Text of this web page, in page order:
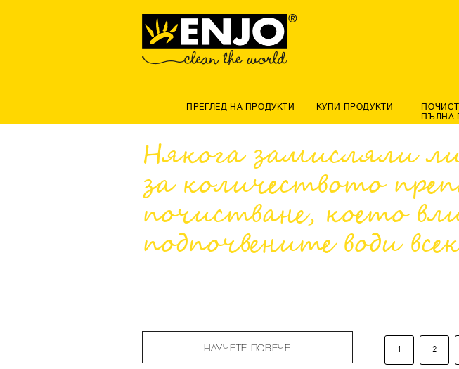
ПРЕГЛЕД НА ПРОДУКТИ КУПИ ПРОДУКТИ
ПЪЛНА
НАУЧЕТЕ ПОВЕЧЕ
Някога замисляли
за количеството
почистване, което
подпочвените води